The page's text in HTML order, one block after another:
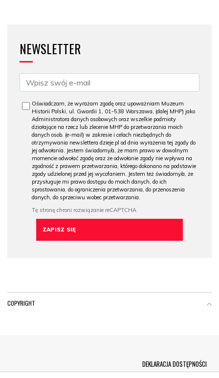
NEWSLETTER
Oświadczam, że wyrażam zgodę oraz upoważniam Muzeum
Historii Polski, ul. Gwardii 1, 01-538 Warszawa, (dalej MHP) jako
Administratora danych osobowych oraz wszelkie podmioty
działające na rzecz lub zlecenie MHP do przetwarzania moich
danych osob. (e-mail) w zakresie i celach niezbędnych do
otrzymywania newslettera dzieje.pl od dnia wyrażenia tej zgody do
jej odwołania. Jestem świadomy/a, że mam prawo w dowolnym
momencie odwołać zgodę oraz że odwołanie zgody nie wpływa na
zgodność z prawem przetwarzania, którego dokonano na podstawie
zgody udzielonej przed jej wycofaniem. Jestem też świadomy/a, że
przysługuje mi prawo dostępu do moich danych, do ich
sprostowania, do ograniczenia przetwarzania, do przenoszenia
danych, do sprzeciwu wobec przetwarzania.
COPYRIGHT
DEKLARACJA DOSTĘPNOŚCI